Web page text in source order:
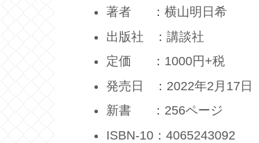
著者 ：横山明日希
出版社 ：講談社
定価 ：1000円+税
発売日 ：2022年2月17日
新書 ：256ページ
ISBN-10：4065243092